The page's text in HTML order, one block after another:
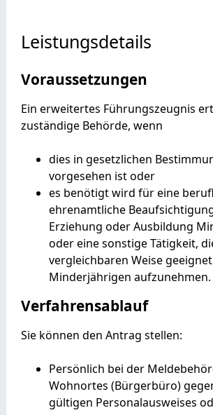
Leistungsdetails
Voraussetzungen
Ein erweitertes Führungszeugnis
zuständige Behörde, wenn
dies in gesetzlichen
vorgesehen ist oder
es benötigt wird für eine
ehrenamtliche
Erziehung oder Ausbildung
oder eine sonstige Tätigkeit,
vergleichbaren Weise
Minderjährigen aufzunehmen.
Verfahrensablauf
Sie können den Antrag stellen:
Persönlich bei der
Wohnortes (Bürgerbüro)
gültigen Personalausweises